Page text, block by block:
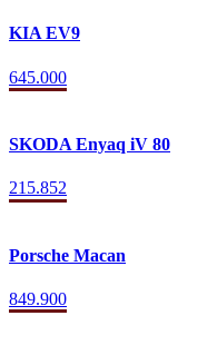
KIA EV9
645.000
SKODA Enyaq iV 80
215.852
Porsche Macan
849.900